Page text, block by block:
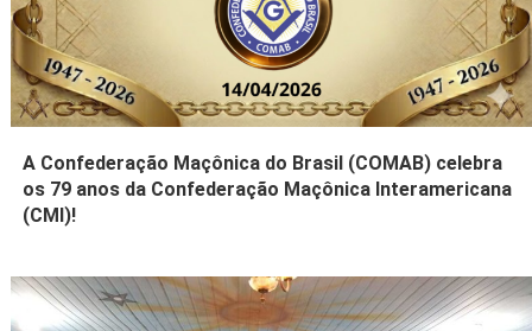
A Confederação Maçônica do Brasil (COMAB) celebra
os 79 anos da Confederação Maçônica Interamericana
(CMI)!